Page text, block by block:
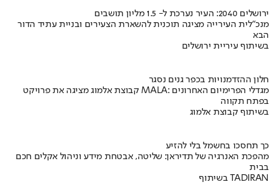
ירושלים 2040: העיר נערכת ל- 1.5 מליון תושבים
מנכ"לית העירייה מציגה תוכנית להשארת הצעירים ובניית עתיד הדור
הבא
בשיתוף עיריית ירושלים
חלון ההזדמנויות בכפר גנים נסגר
קבוצת אלמוג מציגה את פרויקט MALA: מגדלי הפרימיום האחרונים
בפתח תקווה
בשיתוף קבוצת אלמוג
כך תחסכו בחשמל בלי להזיע
מהפכת האנרגיה של תדיראן: שליטה, אבטחת מידע וניהול אקלים חכם
בבית
בשיתוף TADIRAN